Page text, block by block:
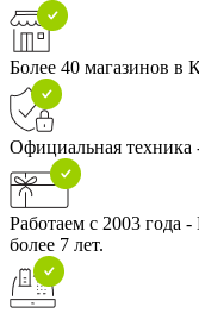
Более 40 магазинов в
Официальная
Работаем с 2003 года
более 7 лет.